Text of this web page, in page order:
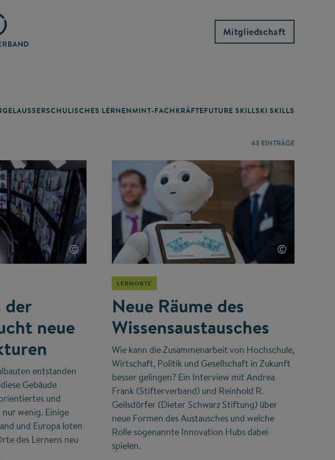
Mitgliedschaft
AUSSERSCHULISCHES LERNEN MINT-FACHKRÄFTEFUTURE SKILLSKI SKILLS
43 EINTRÄGE
©
der
neue
entstanden
Gebäude
und
wenig. Einige
und Europa loten
des Lernens neu
©
LERNORTE
Neue Räume des
Wissensaustausches
Wie kann die Zusammenarbeit von Hochschule,
Wirtschaft, Politik und Gesellschaft in Zukunft
besser gelingen? Ein Interview mit Andrea
Frank (Stifterverband) und Reinhold R.
Geilsdörfer (Dieter Schwarz Stiftung) über
neue Formen des Austausches und welche
Rolle sogenannte Innovation Hubs dabei
spielen.